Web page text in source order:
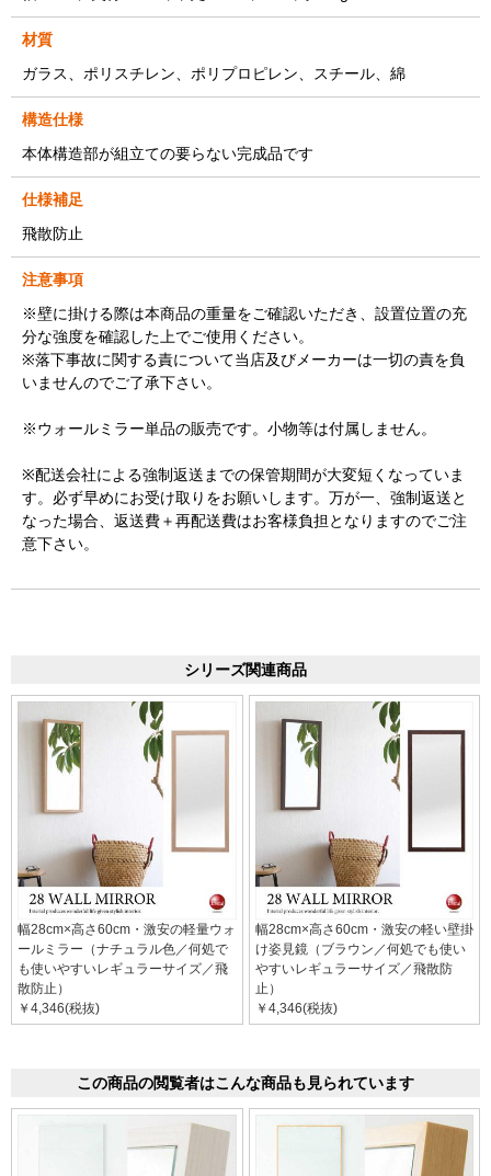
材質
ガラス、ポリスチレン、ポリプロピレン、スチール、綿
構造仕様
本体構造部が組立ての要らない完成品です
仕様補足
飛散防止
注意事項
※壁に掛ける際は本商品の重量をご確認いただき、設置位置の充
分な強度を確認した上でご使用ください。
※落下事故に関する責について当店及びメーカーは一切の責を負
いませんのでご了承下さい。
※ウォールミラー単品の販売です。小物等は付属しません。
※配送会社による強制返送までの保管期間が大変短くなっていま
す。必ず早めにお受け取りをお願いします。万が一、強制返送と
なった場合、返送費＋再配送費はお客様負担となりますのでご注
意下さい。
シリーズ関連商品
幅28cm×高さ60cm・激安の軽量ウォ
ールミラー（ナチュラル色／何処で
も使いやすいレギュラーサイズ／飛
散防止）
￥4,346(税抜)
幅28cm×高さ60cm・激安の軽い壁掛
け姿見鏡（ブラウン／何処でも使い
やすいレギュラーサイズ／飛散防
止）
￥4,346(税抜)
この商品の閲覧者はこんな商品も見られています